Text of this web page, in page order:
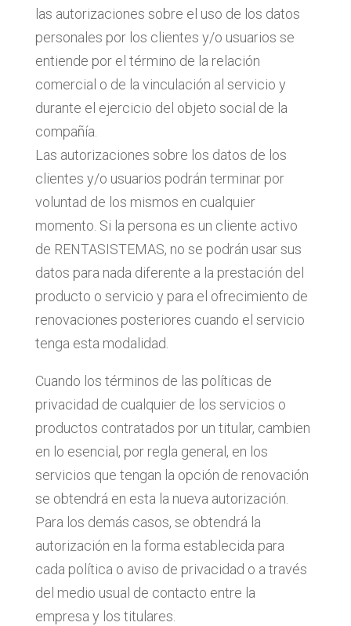
las autorizaciones sobre el uso de los datos
personales por los clientes y/o usuarios se
entiende por el término de la relación
comercial o de la vinculación al servicio y
durante el ejercicio del objeto social de la
compañía.
Las autorizaciones sobre los datos de los
clientes y/o usuarios podrán terminar por
voluntad de los mismos en cualquier
momento. Si la persona es un cliente activo
de RENTASISTEMAS, no se podrán usar sus
datos para nada diferente a la prestación del
producto o servicio y para el ofrecimiento de
renovaciones posteriores cuando el servicio
tenga esta modalidad.
Cuando los términos de las políticas de
privacidad de cualquier de los servicios o
productos contratados por un titular, cambien
en lo esencial, por regla general, en los
servicios que tengan la opción de renovación
se obtendrá en esta la nueva autorización.
Para los demás casos, se obtendrá la
autorización en la forma establecida para
cada política o aviso de privacidad o a través
del medio usual de contacto entre la
empresa y los titulares.